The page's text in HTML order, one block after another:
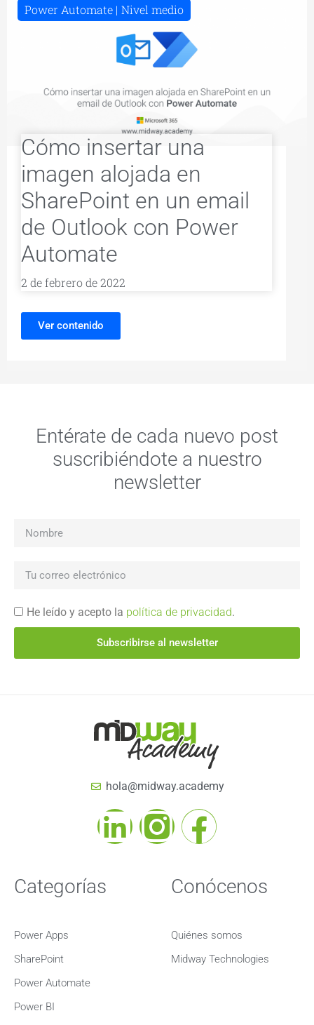
Power Automate Nivel medio
Cómo insertar una
imagen alojada en
SharePoint en un email
de Outlook con Power
Automate
2 de febrero de 2022
Ver contenido
Entérate de cada nuevo post
suscribiéndote a nuestro
newsletter
He leído y acepto la política de privacidad.
Subscribirse al newsletter
hola@midway.academy
Categorías
Power Apps
SharePoint
Power Automate
Power BI
Conócenos
Quiénes somos
Midway Technologies